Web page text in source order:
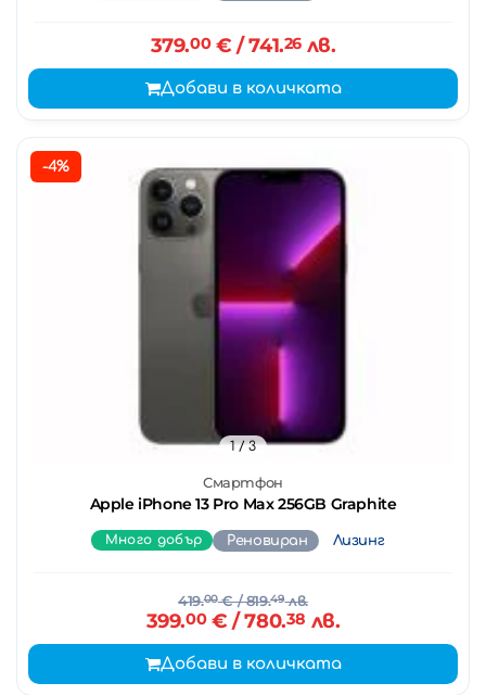
379.00€ / 741.26лв.
Добави в количката
-4%
Смартфон
Apple iPhone 13 Pro Max 256GB Graphite
1/ 3
Много добър Реновиран Лизинг
419.00€/ 819.49лв.
399.00€ / 780.38 лв.
Добави в количката